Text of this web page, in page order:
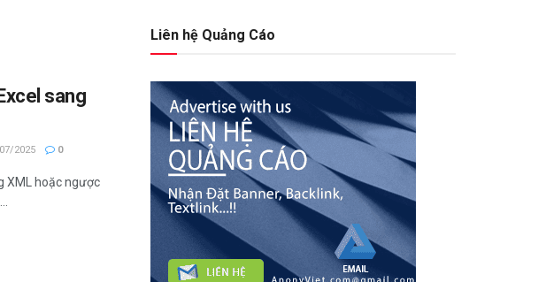
sang
2025 0
XML hoặc ngược
Liên hệ Quảng Cáo